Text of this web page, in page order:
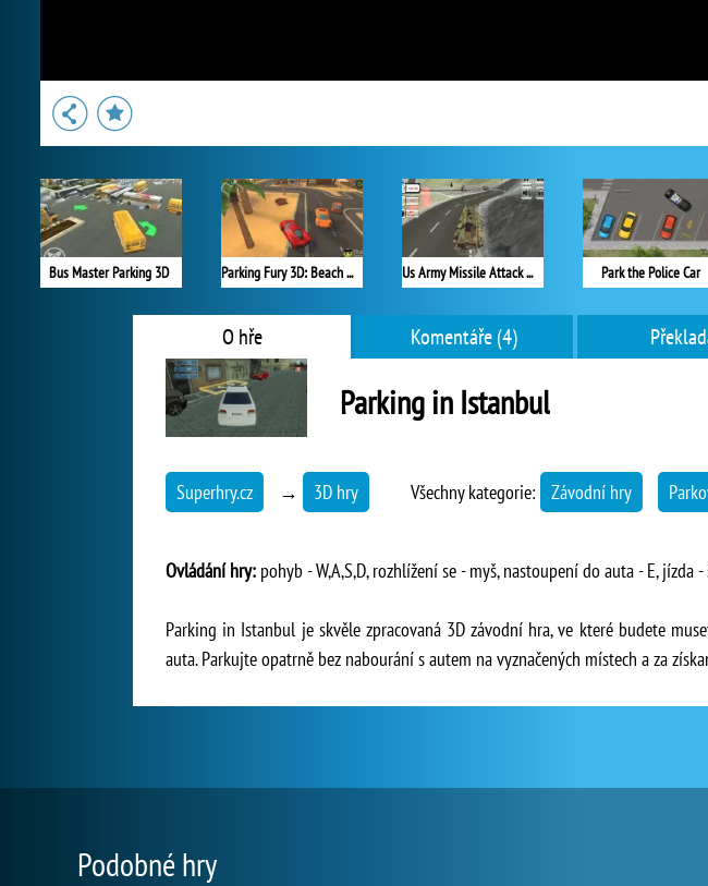
Bus Master Parking 3D Parking Fury 3D: Beach City Us Army Missile Attack Army Truck Driving Park the Police Car
O hře Komentáře (4)
Parking in Istanbul
Superhry.cz → 3D hry Všechny kategorie: Závodní hry
Ovládání hry: pohyb - W,A,S,D, rozhlížení se - myš, nastoupení do auta - E, jízda
Parking in Istanbul je skvěle zpracovaná 3D závodní hra, ve které budete
auta. Parkujte opatrně bez nabourání s autem na vyznačených místech a za
Podobné hry